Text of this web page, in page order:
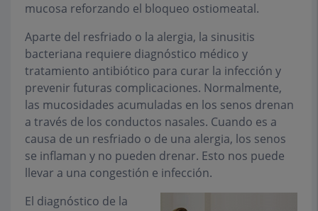
mucosa reforzando el bloqueo ostiomeatal.
Aparte del resfriado o la alergia, la sinusitis
bacteriana requiere diagnóstico médico y
tratamiento antibiótico para curar la infección y
prevenir futuras complicaciones. Normalmente,
las mucosidades acumuladas en los senos drenan
a través de los conductos nasales. Cuando es a
causa de un resfriado o de una alergia, los senos
se inflaman y no pueden drenar. Esto nos puede
llevar a una congestión e infección.
El diagnóstico de la